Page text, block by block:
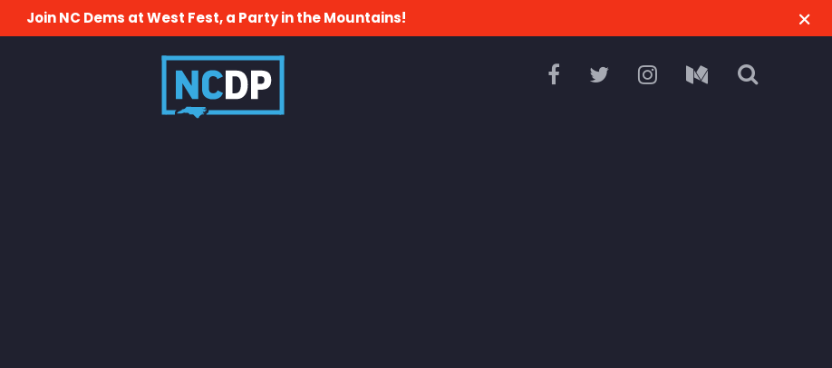
Join NC Dems at West Fest, a Party in the Mountains!